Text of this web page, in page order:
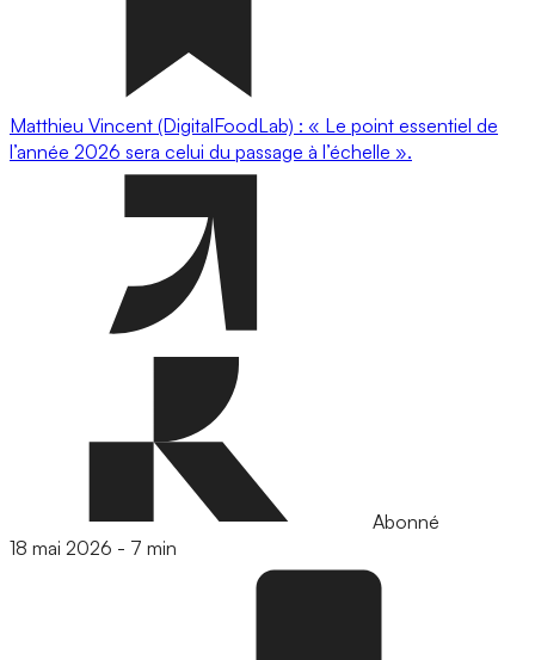
Matthieu Vincent (DigitalFoodLab) : « Le point essentiel de
l’année 2026 sera celui du passage à l’échelle ».
Abonné
18 mai 2026 - 7 min